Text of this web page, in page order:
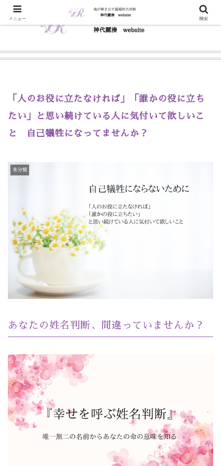
「人のお役に立たなければ」「誰かの役に立ち
たい」と思い続けている人に気付いて欲しいこ
と 自己犠牲になってませんか？
未分類
あなたの姓名判断、間違っていませんか？
メニュー 検索